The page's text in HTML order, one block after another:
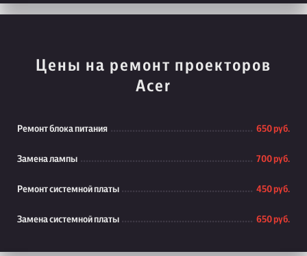
Цены на ремонт проекторов
Acer
Ремонт блока питания 650 руб.
Замена лампы 700 руб.
Ремонт системной платы 450 руб.
Замена системной платы 650 руб.